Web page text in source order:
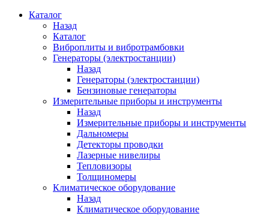
Каталог
Назад
Каталог
Виброплиты и вибротрамбовки
Генераторы (электростанции)
Назад
Генераторы (электростанции)
Бензиновые генераторы
Измерительные приборы и инструменты
Назад
Измерительные приборы и инструменты
Дальномеры
Детекторы проводки
Лазерные нивелиры
Тепловизоры
Толщиномеры
Климатическое оборудование
Назад
Климатическое оборудование